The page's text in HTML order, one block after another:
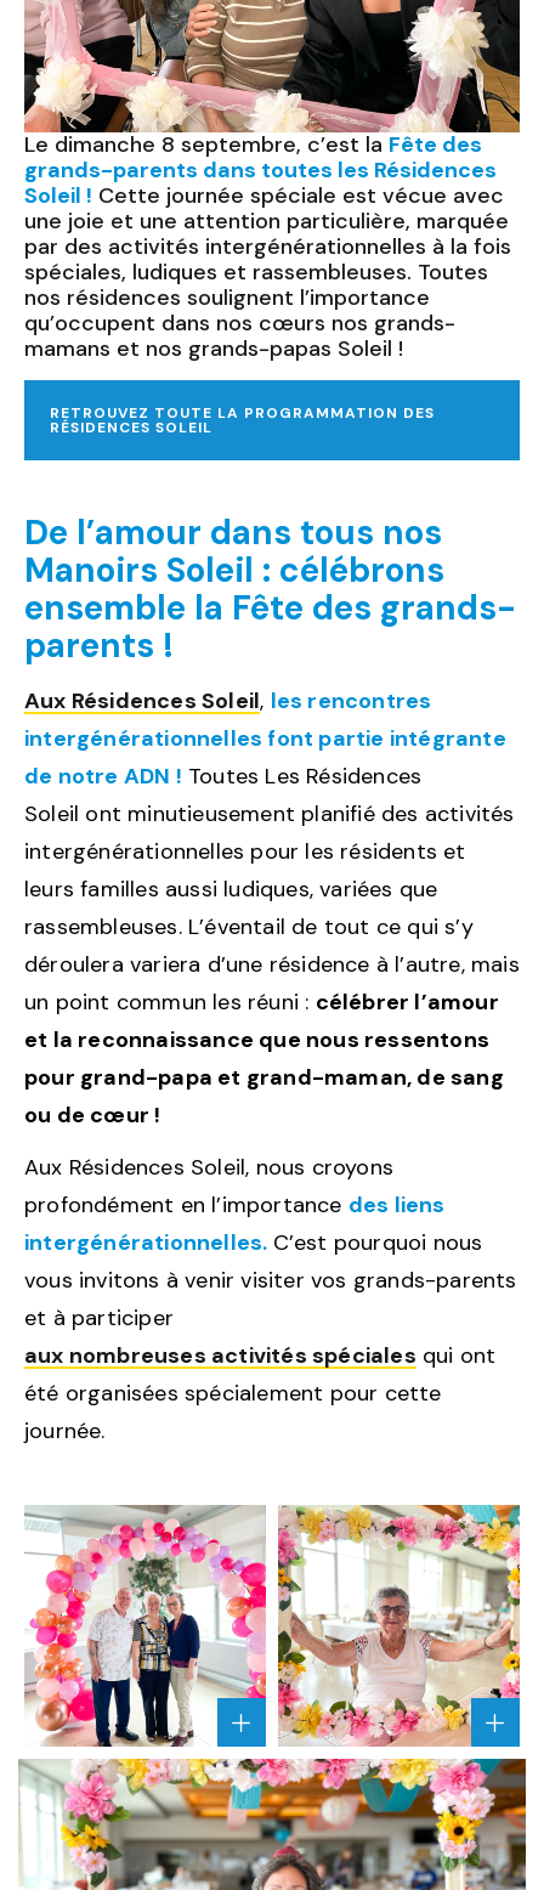
Le dimanche 8 septembre, c’est la Fête des
grands-parents dans toutes les Résidences
Soleil ! Cette journée spéciale est vécue avec
une joie et une attention particulière, marquée
par des activités intergénérationnelles à la fois
spéciales, ludiques et rassembleuses. Toutes
nos résidences soulignent l’importance
qu’occupent dans nos cœurs nos grands-
mamans et nos grands-papas Soleil !
RETROUVEZ TOUTE LA PROGRAMMATION DES
RÉSIDENCES SOLEIL
De l’amour dans tous nos
Manoirs Soleil : célébrons
ensemble la Fête des grands-
parents !
Aux Résidences Soleil, les rencontres
intergénérationnelles font partie intégrante
de notre ADN ! Toutes Les Résidences
Soleil ont minutieusement planifié des activités
intergénérationnelles pour les résidents et
leurs familles aussi ludiques, variées que
rassembleuses. L’éventail de tout ce qui s’y
déroulera variera d’une résidence à l’autre, mais
un point commun les réuni : célébrer l’amour
et la reconnaissance que nous ressentons
pour grand-papa et grand-maman, de sang
ou de cœur !
Aux Résidences Soleil, nous croyons
profondément en l’importance des liens
intergénérationnelles. C’est pourquoi nous
vous invitons à venir visiter vos grands-parents
et à participer
aux nombreuses activités spéciales qui ont
été organisées spécialement pour cette
journée.
AGRANDIR
L'IMAGE
"CÉLÉBRATION
DE
TOUS
LES
GRANDS-
PARENTS!"
DE
TOUS
LES